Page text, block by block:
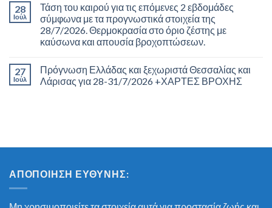
28
Ιούλ
Τάση του καιρού για τις επόμενες 2 εβδομάδες
σύμφωνα με τα προγνωστικά στοιχεία της
28/7/2026. Θερμοκρασία στο όριο ζέστης με
καύσωνα και απουσία βροχοπτώσεων.
27
Ιούλ
Πρόγνωση Ελλάδας και ξεχωριστά Θεσσαλίας και
Λάρισας για 28-31/7/2026 +ΧΑΡΤΕΣ ΒΡΟΧΗΣ
ΑΠΟΠΟΊΗΣΗ ΕΥΘΎΝΗΣ: